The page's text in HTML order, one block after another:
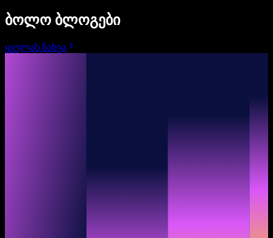
ბოლო ბლოგები
ყველას ნახვა